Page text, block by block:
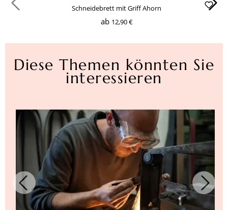
Schneidebrett mit Griff Ahorn
ab 12,90 €
Diese Themen könnten Sie
interessieren